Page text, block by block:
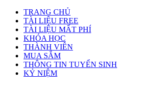
TRANG CHỦ
TÀI LIỆU FREE
TÀI LIỆU MẤT PHÍ
KHÓA HỌC
THÀNH VIÊN
MUA SẮM
THÔNG TIN TUYỂN SINH
KỶ NIỆM